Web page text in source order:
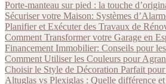
Porte-manteau sur pied : la touche
Sécuriser votre Maison: Systèmes
Planifier et Exécuter des Travaux de
Comment Transformer votre Garage en
Financement Immobilier: Conseils pour
Comment Utiliser les Couleurs pour
Choisir le Style de Décoration Parfait
Altuglas vs Plexiglas : Quelle différence